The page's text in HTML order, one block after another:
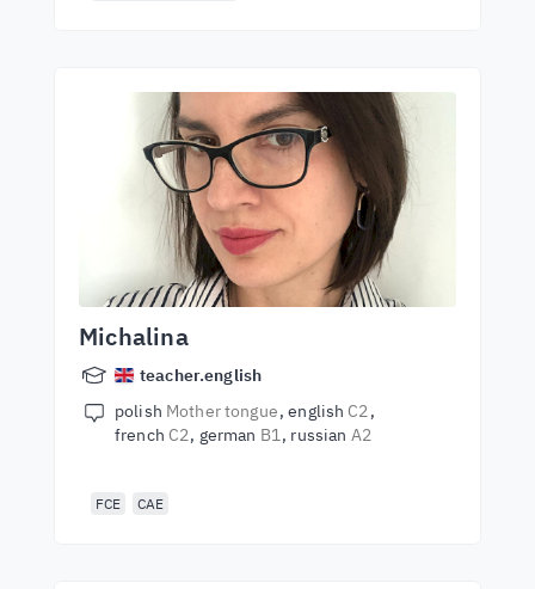
Michalina
teacher.english
polish Mother tongue english C2
french C2 german B1 russian A2
FCE CAE